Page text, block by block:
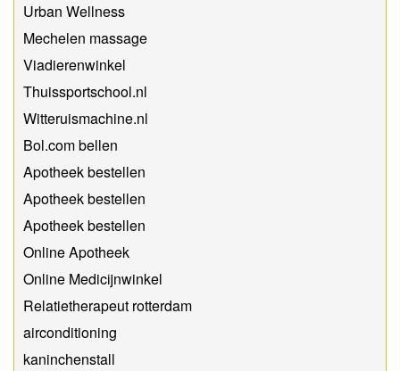
Urban Wellness
Mechelen massage
Viadierenwinkel
Thuissportschool.nl
Witteruismachine.nl
Bol.com bellen
Apotheek bestellen
Apotheek bestellen
Apotheek bestellen
Online Apotheek
Online Medicijnwinkel
Relatietherapeut rotterdam
airconditioning
kaninchenstall